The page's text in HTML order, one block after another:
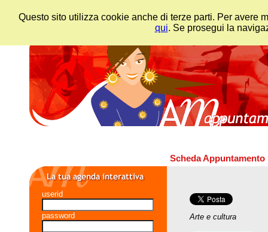
Questo sito utilizza cookie anche di terze parti. Per
qui. Se prosegui la
Scheda Appuntamento
userid
password Arte e cultura